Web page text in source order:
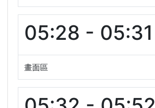
05:28 - 05:31
畫面區